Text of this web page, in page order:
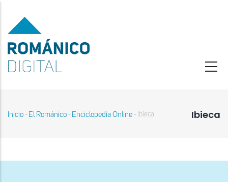
contenido
principal
Ibieca
Inicio - El Románico - Enciclopedia Online - Ibieca